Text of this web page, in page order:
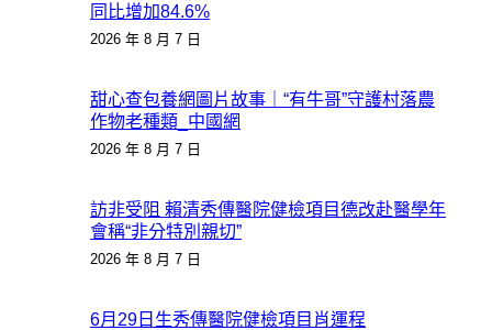
同比增加84.6%
2026 年 8 月 7 日
甜心查包養網圖片故事｜“有牛哥”守護村落農
作物老種類_中國網
2026 年 8 月 7 日
訪非受阻 賴清秀傳醫院健檢項目德改赴醫學年
會稱“非分特別親切”
2026 年 8 月 7 日
6月29日生秀傳醫院健檢項目肖運程